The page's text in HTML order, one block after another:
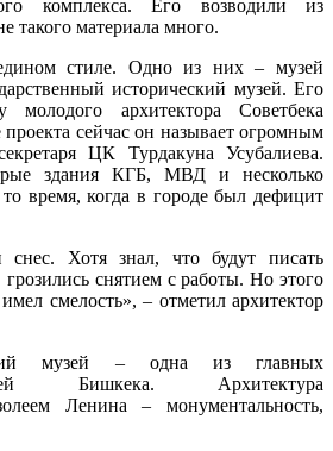
комплекса. Его возводили из
такого материала много.
стиле. Одно из них – музей
исторический музей. Его
молодого архитектора Советбека
сейчас он называет огромным
ЦК Турдакуна Усубалиева.
здания КГБ, МВД и несколько
время, когда в городе был дефицит
Хотя знал, что будут писать
снятием с работы. Но этого
смелость», – отметил архитектор
музей – одна из главных
Бишкека. Архитектура
Ленина – монументальность,